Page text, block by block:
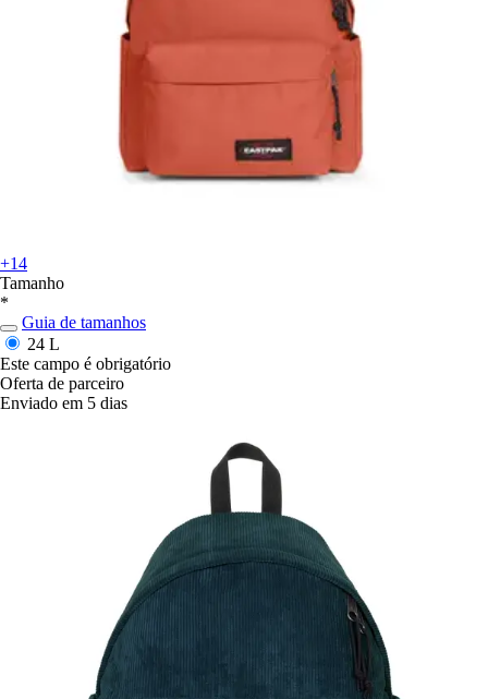
+14
Tamanho
*
Guia de tamanhos
24 L
Este campo é obrigatório
Oferta de parceiro
Enviado em 5 dias